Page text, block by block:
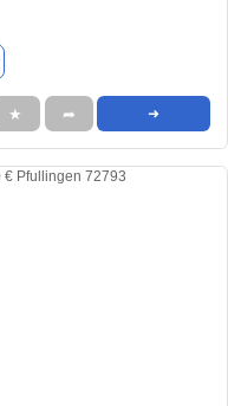
★ ➦ ➜